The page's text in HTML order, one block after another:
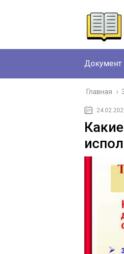
Документ
Главная ›